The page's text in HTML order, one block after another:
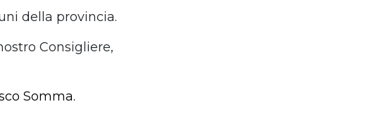
della provincia.
Consigliere,
Somma.